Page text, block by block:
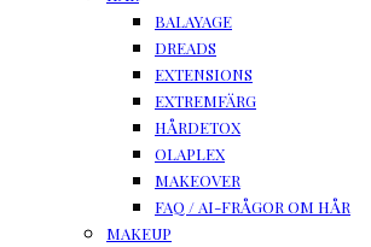
BALAYAGE
DREADS
EXTENSIONS
EXTREMFÄRG
HÅRDETOX
OLAPLEX
MAKEOVER
FAQ / AI-FRÅGOR OM HÅR
MAKEUP